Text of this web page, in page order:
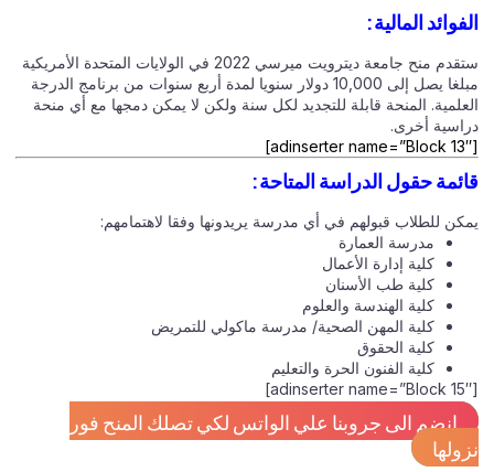
الفوائد المالية:
ستقدم منح جامعة ديترويت ميرسي 2022 في الولايات المتحدة الأمريكية
مبلغا يصل إلى 10,000 دولار سنويا لمدة أربع سنوات من برنامج الدرجة
العلمية. المنحة قابلة للتجديد لكل سنة ولكن لا يمكن دمجها مع أي منحة
دراسية أخرى.
[adinserter name=”Block 13″]
قائمة حقول الدراسة المتاحة:
يمكن للطلاب قبولهم في أي مدرسة يريدونها وفقا لاهتمامهم:
مدرسة العمارة
كلية إدارة الأعمال
كلية طب الأسنان
كلية الهندسة والعلوم
كلية المهن الصحية/ مدرسة ماكولي للتمريض
كلية الحقوق
كلية الفنون الحرة والتعليم
[adinserter name=”Block 15″]
انضم الى جروبنا علي الواتس لكي تصلك المنح فور
نزولها